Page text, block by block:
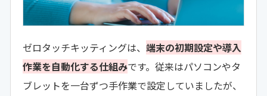
ゼロタッチキッティングは、 端末の初期設定や導入
作業を自動化する仕組みです。従来はパソコンやタ
ブレットを一台ずつ手作業で設定していましたが、